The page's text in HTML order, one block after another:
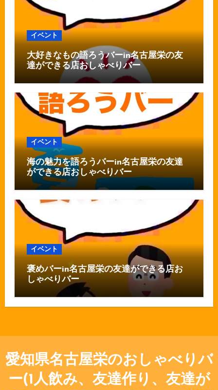
イベント
大好きなもの語ろうバーin名古屋栄の友
達ができる店おしゃべりバー
イベント
海の魅力を語ろうバーin名古屋栄の友達
ができる店おしゃべりバー
イベント
褒めバーin名古屋栄の友達ができる店お
しゃべりバー
愛知県名古屋栄のおしゃべりバ
ー(1人飲み、友達作り、友達が